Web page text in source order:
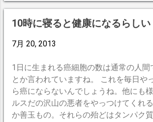
を捨てたのと同じでかなり楽になる。
ヤ 転がり抵抗が極端に少ないので ひと
だけでもかなり進む。 ・ 両手足腰に体
リなどは椅子に座った姿勢で運転するの
す。同じ野菜でも、葉と根と茎とそれ
あります。そんなことを含めたある程度
す。 生食より火を通したほうが量を食
の種類をたくさんとるにはコレでもかと
作る手抜き上手になることです。一番の
キサーに入れてドロドロのやつを飲ん
単！！！ 南極越冬隊方式もアリ。炒め
く、固めるなど、調理法もかえる。メ
を鶏、豚、魚などとかえるだけでも目先
10時に寝ると健康になるらしい
7月 20, 2013
1日に生まれる癌細胞の数は通常の人間
とか言われていますね。 これを毎日や
ら癌にならないんでしょうね。他にも
ルスだの沢山の悪者をやっつけてくれ
か善玉もの。それらの殆どはタンパク質